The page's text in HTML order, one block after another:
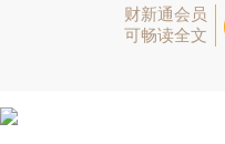
财新通会员
可畅读全文